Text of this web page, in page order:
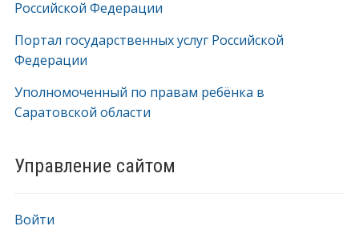
Российской Федерации
Портал государственных услуг Российской
Федерации
Уполномоченный по правам ребёнка в
Саратовской области
Управление сайтом
Войти